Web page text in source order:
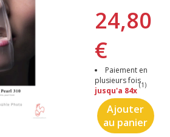
24,80
€
Paiement en
plusieurs fois
jusqu'a 84x
(1)
Ajouter
au panier